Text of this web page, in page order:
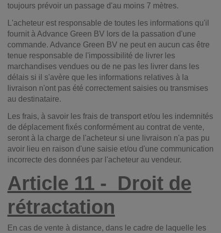
toujours prévoir un passage d'au moins 7 mètres.
L'acheteur est responsable de toutes les informations qu'il
fournit à Advance Green BV lors de la passation d'une
commande. Advance Green BV ne peut en aucun cas être
tenue responsable de l'impossibilité de livrer les
marchandises vendues ou de ne pas les livrer dans les
délais si il s'avère que les informations relatives à la
livraison n'ont pas été correctement saisies ou transmises
au destinataire.
Les frais, à savoir les frais de transport et/ou les indemnités
de déplacement fixés conformément au contrat de vente,
seront à la charge de l'acheteur si une livraison n'a pas pu
avoir lieu en raison d'une saisie et/ou d'une communication
incorrecte des données par l'acheteur au vendeur.
Article 11 - Droit de
rétractation
En cas de vente à distance, dans le cadre de laquelle les